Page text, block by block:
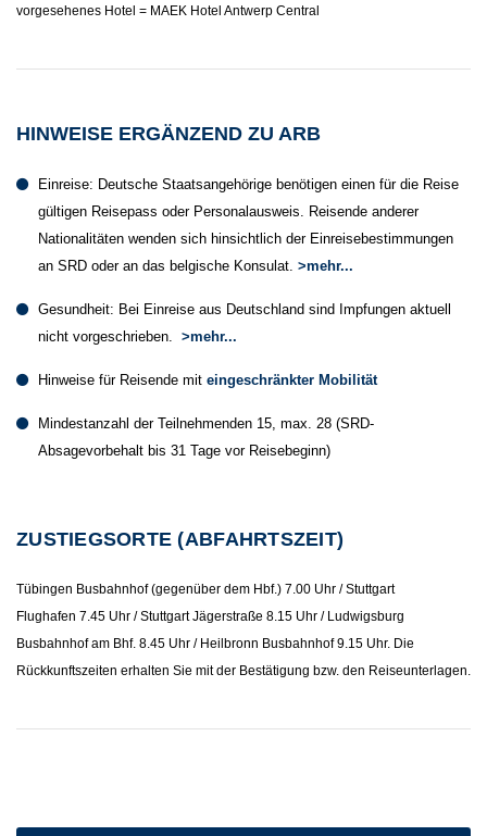
vorgesehenes Hotel = MAEK Hotel Antwerp Central
HINWEISE ERGÄNZEND ZU ARB
Einreise: Deutsche Staatsangehörige benötigen einen für die Reise
gültigen Reisepass oder Personalausweis. Reisende anderer
Nationalitäten wenden sich hinsichtlich der Einreisebestimmungen
an SRD oder an das belgische Konsulat. >mehr...
Gesundheit: Bei Einreise aus Deutschland sind Impfungen aktuell
nicht vorgeschrieben. >mehr...
Hinweise für Reisende mit eingeschränkter Mobilität
Mindestanzahl der Teilnehmenden 15, max. 28 (SRD-
Absagevorbehalt bis 31 Tage vor Reisebeginn)
ZUSTIEGSORTE (ABFAHRTSZEIT)
Tübingen Busbahnhof (gegenüber dem Hbf.) 7.00 Uhr / Stuttgart
Flughafen 7.45 Uhr / Stuttgart Jägerstraße 8.15 Uhr / Ludwigsburg
Busbahnhof am Bhf. 8.45 Uhr / Heilbronn Busbahnhof 9.15 Uhr. Die
Rückkunftszeiten erhalten Sie mit der Bestätigung bzw. den Reiseunterlagen.